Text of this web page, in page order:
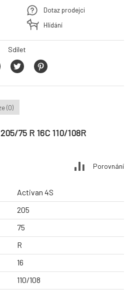
Dotaz prodejci
Hlídání
Sdílet
(0)
75 R 16C 110/108R
Porovnání
Activan 4S
205
75
R
16
110/108